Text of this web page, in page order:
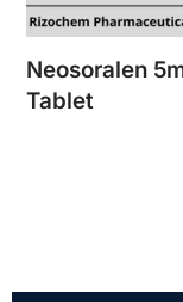
Neosoralen
Tablet